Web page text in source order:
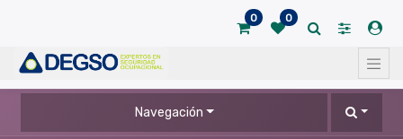
0 0
Navegación